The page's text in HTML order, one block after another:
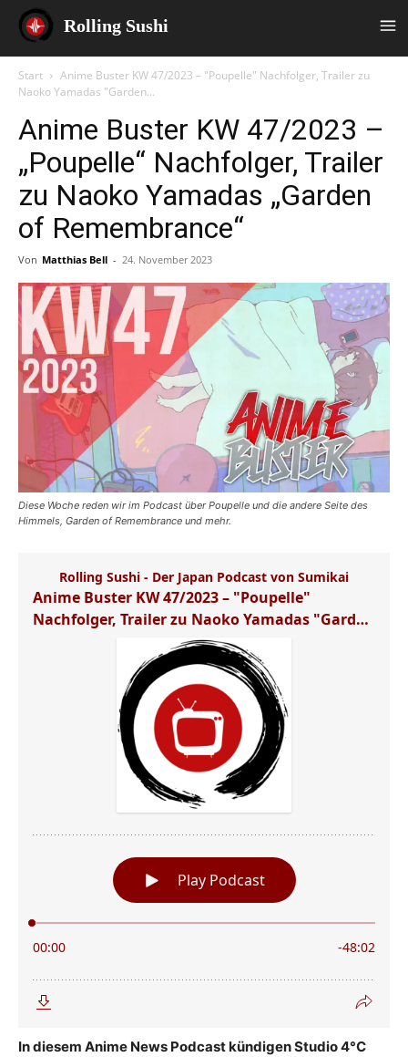
Rolling Sushi
Start
Anime Buster KW 47/2023 – "Poupelle" Nachfolger, Trailer zu
Naoko Yamadas "Garden...
Anime Buster KW 47/2023 –
„Poupelle“ Nachfolger, Trailer
zu Naoko Yamadas „Garden
of Remembrance“
Von Matthias Bell - 24. November 2023
Diese Woche reden wir im Podcast über Poupelle und die andere Seite des
Himmels, Garden of Remembrance und mehr.
In diesem Anime News Podcast kündigen Studio 4°C